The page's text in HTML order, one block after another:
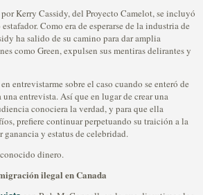
Kerry Cassidy, del Proyecto Camelot, se incluyó
Como era de esperarse de la industria de
ha salido de su camino para dar amplia
como Green, expulsen sus mentiras delirantes y
entrevistarme sobre el caso cuando se enteró de
entrevista. Así que en lugar de crear una
conociera la verdad, y para que ella
prefiere continuar perpetuando su traición a la
y estatus de celebridad.
dinero.
ilegal en Canada